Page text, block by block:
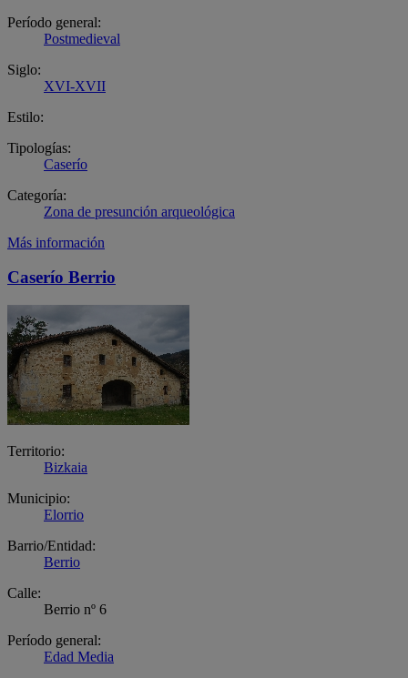
Período general:
Postmedieval
Siglo:
XVI-XVII
Estilo:
Tipologías:
Caserío
Categoría:
Zona de presunción arqueológica
Más información
Caserío Berrio
Territorio:
Bizkaia
Municipio:
Elorrio
Barrio/Entidad:
Berrio
Calle:
Berrio nº 6
Período general:
Edad Media